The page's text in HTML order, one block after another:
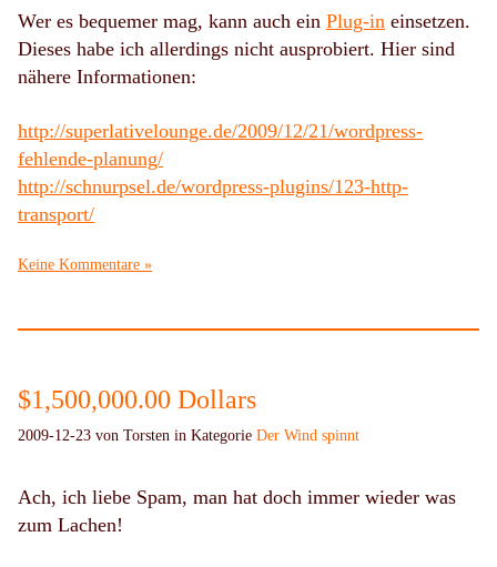
Wer es bequemer mag, kann auch ein Plug-in einsetzen.
Dieses habe ich allerdings nicht ausprobiert. Hier sind
nähere Informationen:
http://superlativelounge.de/2009/12/21/wordpress-
fehlende-planung/
http://schnurpsel.de/wordpress-plugins/123-http-
transport/
Keine Kommentare »
$1,500,000.00 Dollars
2009-12-23 von Torsten in Kategorie Der Wind spinnt
Ach, ich liebe Spam, man hat doch immer wieder was
zum Lachen!